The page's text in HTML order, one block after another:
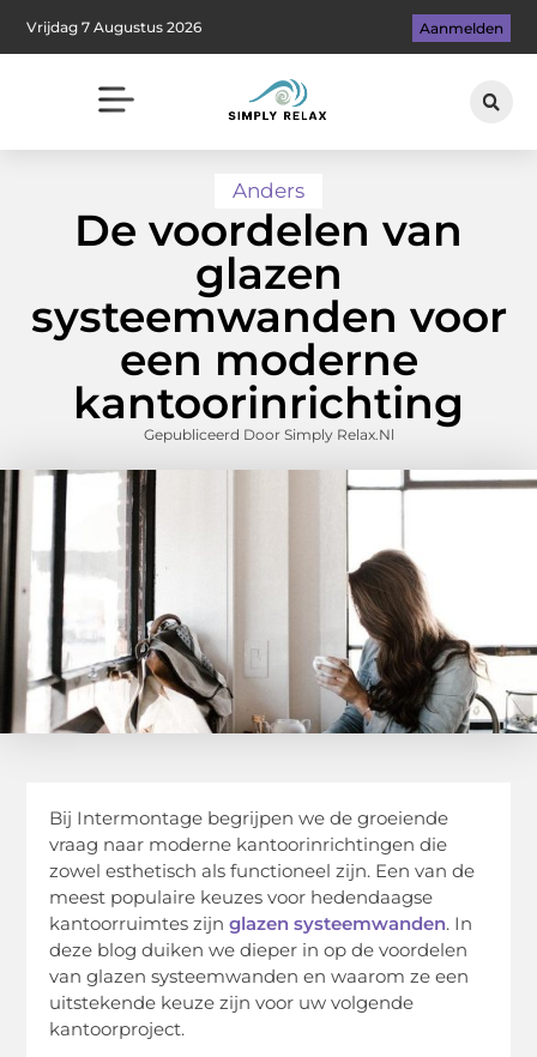
Vrijdag 7 Augustus 2026 Aanmelden
Anders
De voordelen van
glazen
systeemwanden voor
een moderne
kantoorinrichting
Gepubliceerd Door Simply Relax.nl
Bij Intermontage begrijpen we de groeiende
vraag naar moderne kantoorinrichtingen die
zowel esthetisch als functioneel zijn. Een van de
meest populaire keuzes voor hedendaagse
kantoorruimtes zijnglazen systeemwanden. In
deze blog duiken we dieper in op de voordelen
van glazen systeemwanden en waarom ze een
uitstekende keuze zijn voor uw volgende
kantoorproject.